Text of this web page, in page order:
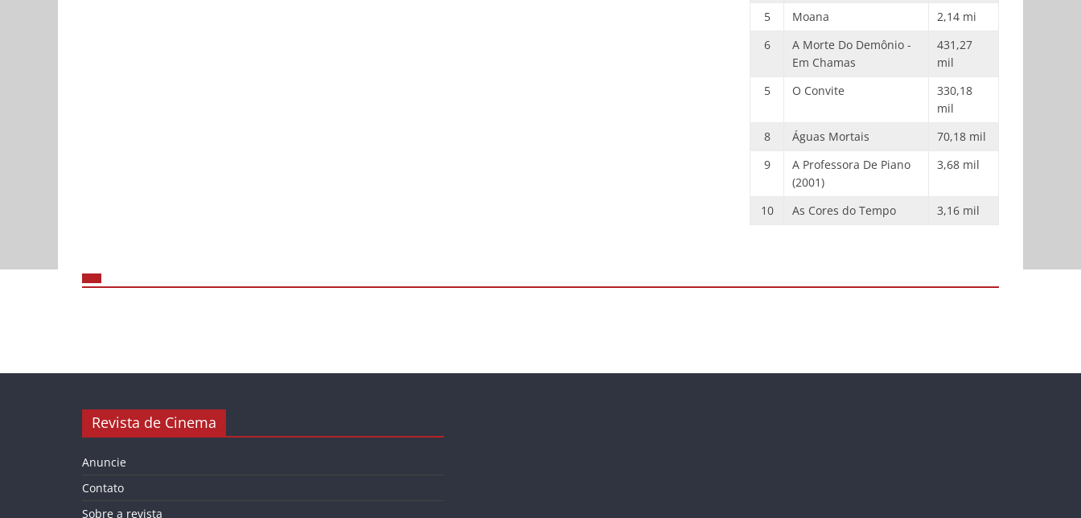
5
Moana
2,14 mi
6
A Morte Do Demônio -
Em Chamas
431,27
mil
5
O Convite
330,18
mil
8
Águas Mortais
70,18 mil
9
A Professora De Piano
(2001)
3,68 mil
10 As Cores do Tempo 3,16 mil
Revista de Cinema
Anuncie
Contato
Sobre a revista